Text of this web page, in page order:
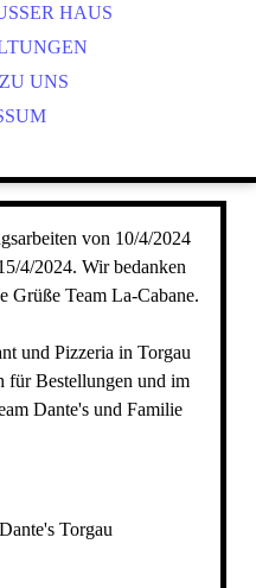
HAUS
UNS
von 10/4/2024
4/2024. Wir bedanken
Grüße Team La-Cabane.
und Pizzeria in Torgau
für Bestellungen und im
Dante's und Familie
Torgau